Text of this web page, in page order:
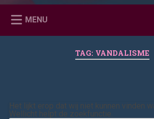
MENU
TAG: VANDALISME
Het lijkt erop dat wij niet kunnen vinden
Wellicht helpt de zoekfunctie.